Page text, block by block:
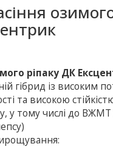
ріпаку ДК
гібрид із високим
та високою
у тому числі до ВЖМТ